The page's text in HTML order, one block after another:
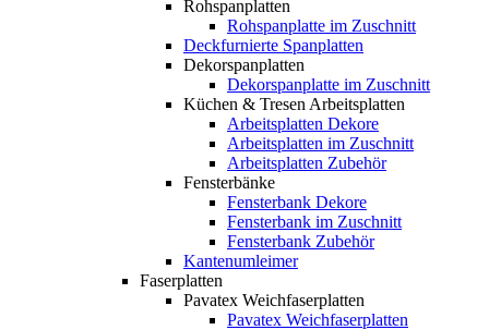
Rohspanplatten
Rohspanplatte im Zuschnitt
Deckfurnierte Spanplatten
Dekorspanplatten
Dekorspanplatte im Zuschnitt
Küchen & Tresen Arbeitsplatten
Arbeitsplatten Dekore
Arbeitsplatten im Zuschnitt
Arbeitsplatten Zubehör
Fensterbänke
Fensterbank Dekore
Fensterbank im Zuschnitt
Fensterbank Zubehör
Kantenumleimer
Faserplatten
Pavatex Weichfaserplatten
Pavatex Weichfaserplatten